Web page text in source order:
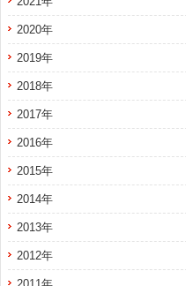
2020年
2019年
2018年
2017年
2016年
2015年
2014年
2013年
2012年